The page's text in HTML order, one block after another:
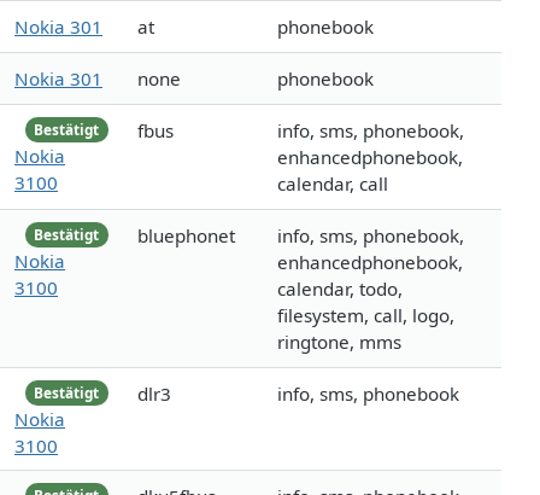
Nokia 301 at phonebook
Nokia 301 none phonebook
Bestätigt
Nokia
3100
fbus
info, sms, phonebook,
enhancedphonebook,
calendar, call
Bestätigt
Nokia
3100
bluephonet
info, sms, phonebook,
enhancedphonebook,
calendar, todo,
filesystem, call, logo,
ringtone, mms
Bestätigt
Nokia
3100
dlr3 info, sms, phonebook